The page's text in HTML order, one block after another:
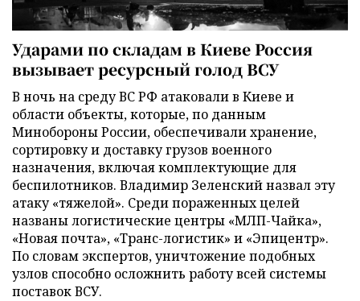
Ударами по складам в Киеве Россия
вызывает ресурсный голод ВСУ
В ночь на среду ВС РФ атаковали в Киеве и
области объекты, которые, по данным
Минобороны России, обеспечивали хранение,
сортировку и доставку грузов военного
назначения, включая комплектующие для
беспилотников. Владимир Зеленский назвал эту
атаку «тяжелой». Среди пораженных целей
названы логистические центры «МЛП-Чайка»,
«Новая почта», «Транс-логистик» и «Эпицентр».
По словам экспертов, уничтожение подобных
узлов способно осложнить работу всей системы
поставок ВСУ.